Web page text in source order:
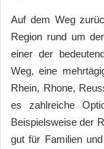
Auf dem Weg
Region rund um
einer der
Weg, eine
Rhein, Rhone,
es zahlreiche
Beispielsweise der
gut für Familien